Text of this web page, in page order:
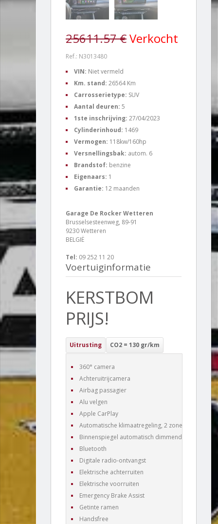
25611.57 €Verkocht
Ref.: N3013480
VIN: Niet vermeld
Km. stand: 26564 Km
Carrosserietype: SUV
Aantal deuren: 5
1ste inschrijving: 27/04/2023
Cylinderinhoud: 1469
Vermogen: 118kw/160hp
Versnellingsbak: autom. 6
Brandstof: benzine
Eigenaars: 1
Garantie: 12 maanden
Garage De Rocker Wetteren
Brusselsesteenweg, 89-91
9230 Wetteren
BELGIË
Tel: 09 252 11 20
Voertuiginformatie
KERSTBOM
PRIJS!
Uitrusting CO2 = 130 gr/km
360° camera
Achteruitrijcamera
Airbag passagier
Alu velgen
Apple CarPlay
Automatische klimaatregeling, 2 zones
Binnenspiegel automatisch dimmend
Bluetooth
Digitale radio-ontvangst
Elektrische achterruiten
Elektrische voorruiten
Emergency Brake Assist
Getinte ramen
Handsfree